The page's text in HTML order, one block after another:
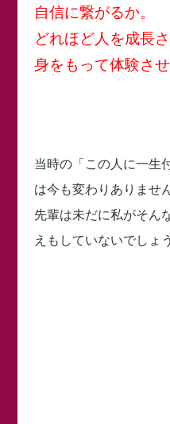
自信に繋がるか。
どれほど人を成長さ
身をもって体験さ
当時の「この人に一生
は今も変わりありません
先輩は未だに私がそん
えもしていないでしょ